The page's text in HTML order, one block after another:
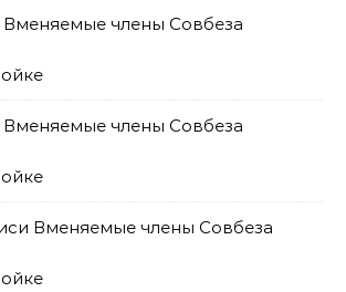
Вменяемые члены Совбеза
Вменяемые члены Совбеза
Вменяемые члены Совбеза